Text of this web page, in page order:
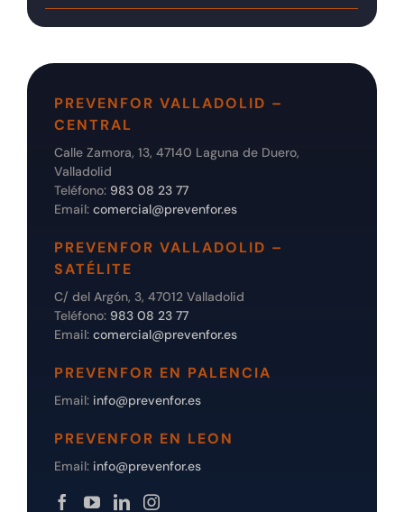
PREVENFOR VALLADOLID –
CENTRAL
Calle Zamora, 13, 47140 Laguna de Duero,
Valladolid
Teléfono: 983 08 23 77
Email: comercial@prevenfor.es
PREVENFOR VALLADOLID –
SATÉLITE
C/ del Argón, 3, 47012 Valladolid
Teléfono: 983 08 23 77
Email: comercial@prevenfor.es
PREVENFOR EN PALENCIA
Email: info@prevenfor.es
PREVENFOR EN LEON
Email: info@prevenfor.es